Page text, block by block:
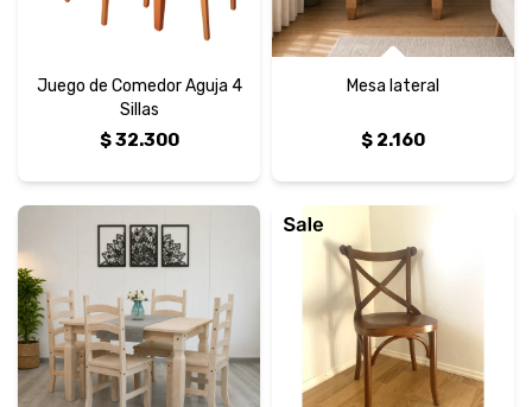
Juego de Comedor Aguja 4
Sillas
$32.300
Mesa lateral
$ 2.160